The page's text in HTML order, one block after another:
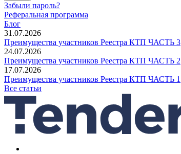
Забыли пароль?
Реферальная программа
Блог
31.07.2026
Преимущества участников Реестра КТП ЧАСТЬ 3
24.07.2026
Преимущества участников Реестра КТП ЧАСТЬ 2
17.07.2026
Преимущества участников Реестра КТП ЧАСТЬ 1
Все статьи